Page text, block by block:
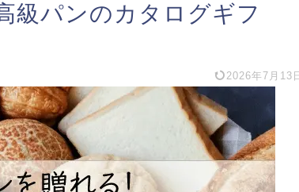
級パンのカタログギフ
2026年7月13